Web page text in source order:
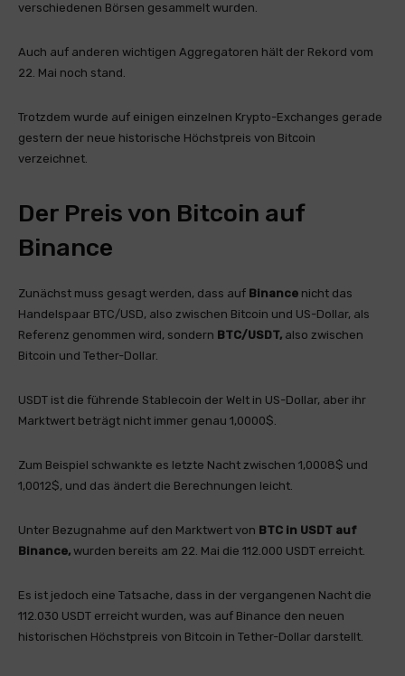
verschiedenen Börsen gesammelt wurden.
Auch auf anderen wichtigen Aggregatoren hält der Rekord vom
22. Mai noch stand.
Trotzdem wurde auf einigen einzelnen Krypto-Exchanges gerade
gestern der neue historische Höchstpreis von Bitcoin
verzeichnet.
Der Preis von Bitcoin auf
Binance
Zunächst muss gesagt werden, dass auf Binance nicht das
Handelspaar BTC/USD, also zwischen Bitcoin und US-Dollar, als
Referenz genommen wird, sondern BTC/USDT, also zwischen
Bitcoin und Tether-Dollar.
USDT ist die führende Stablecoin der Welt in US-Dollar, aber ihr
Marktwert beträgt nicht immer genau 1,0000$.
Zum Beispiel schwankte es letzte Nacht zwischen 1,0008$ und
1,0012$, und das ändert die Berechnungen leicht.
Unter Bezugnahme auf den Marktwert von BTC in USDT auf
Binance, wurden bereits am 22. Mai die 112.000 USDT erreicht.
Es ist jedoch eine Tatsache, dass in der vergangenen Nacht die
112.030 USDT erreicht wurden, was auf Binance den neuen
historischen Höchstpreis von Bitcoin in Tether-Dollar darstellt.